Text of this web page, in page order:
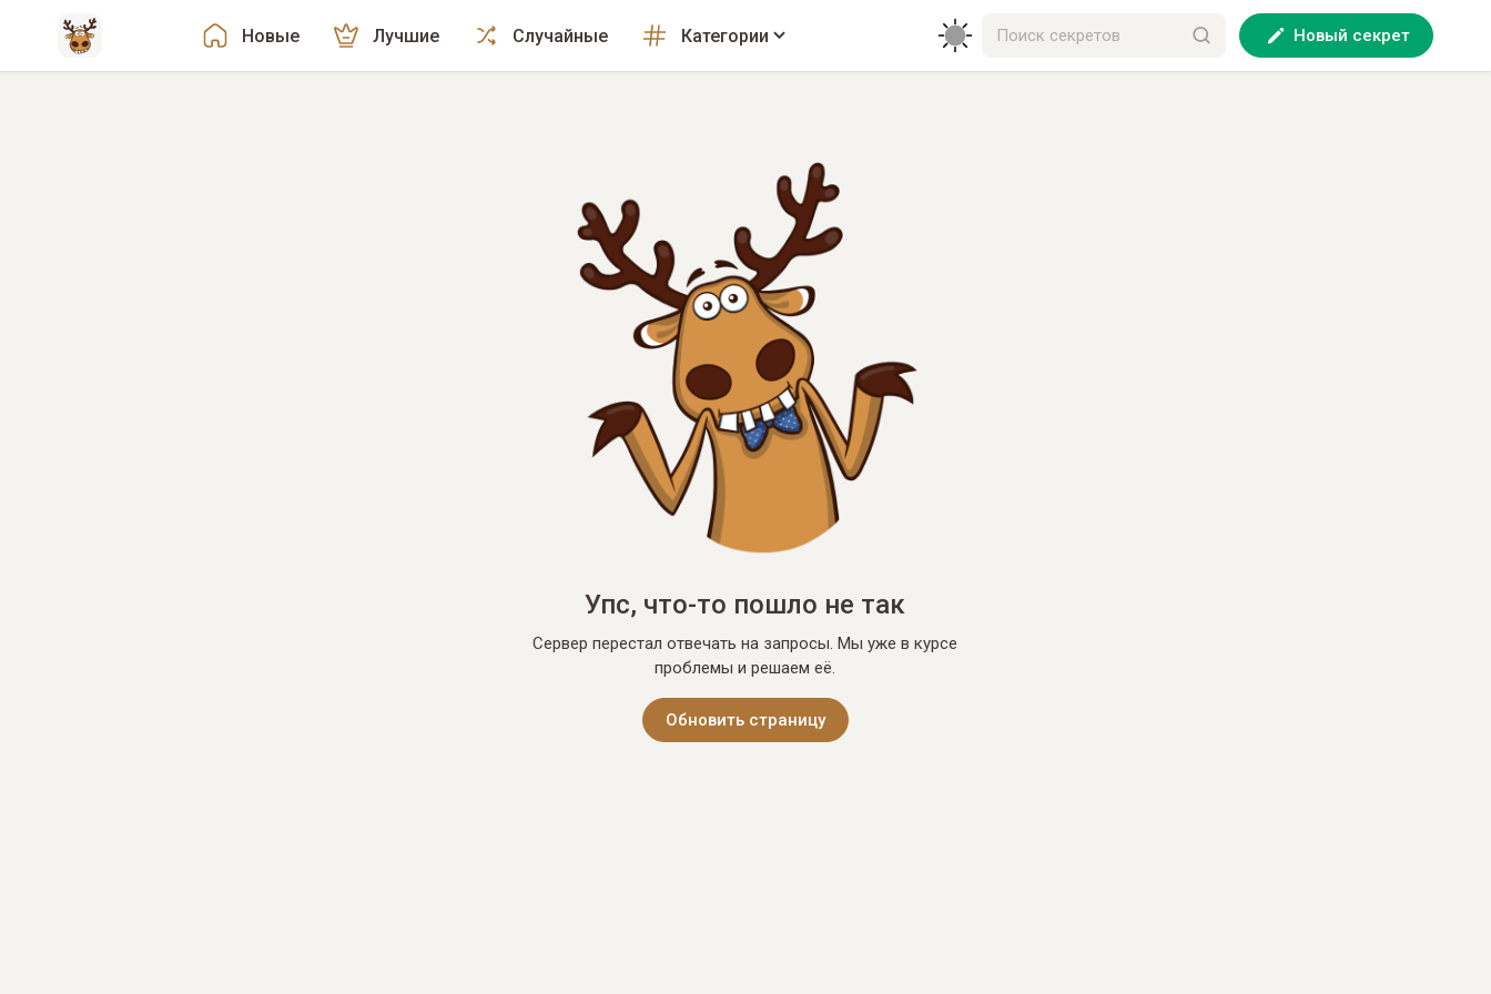
Новые Лучшие Случайные Категории Новый секрет
Упс, что-то пошло не так
Сервер перестал отвечать на запросы. Мы уже в курсе
проблемы и решаем её.
Обновить страницу